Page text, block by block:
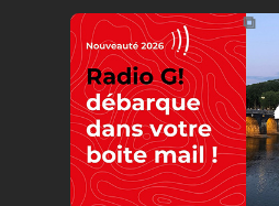
https://radio-
⧉